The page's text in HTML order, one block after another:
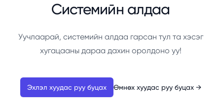
Системийн алдаа
Уучлаарай, системийн алдаа гарсан тул та хэсэг
хугацааны дараа дахин оролдоно уу!
Эхлэл хуудас руу буцах Өмнөх хуудас руу буцах →